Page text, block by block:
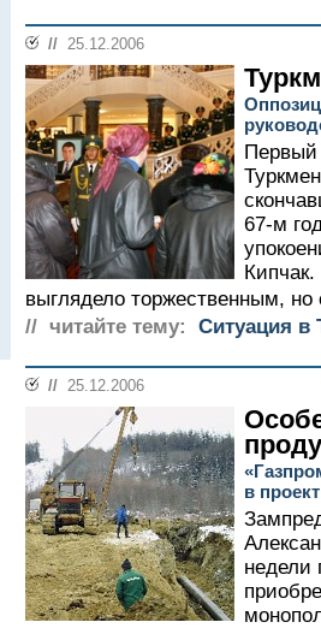
// 25.12.2006
Первый
67-м
выглядело торжественным,
// читайте тему:
Ситуация в
// 25.12.2006
в
недели